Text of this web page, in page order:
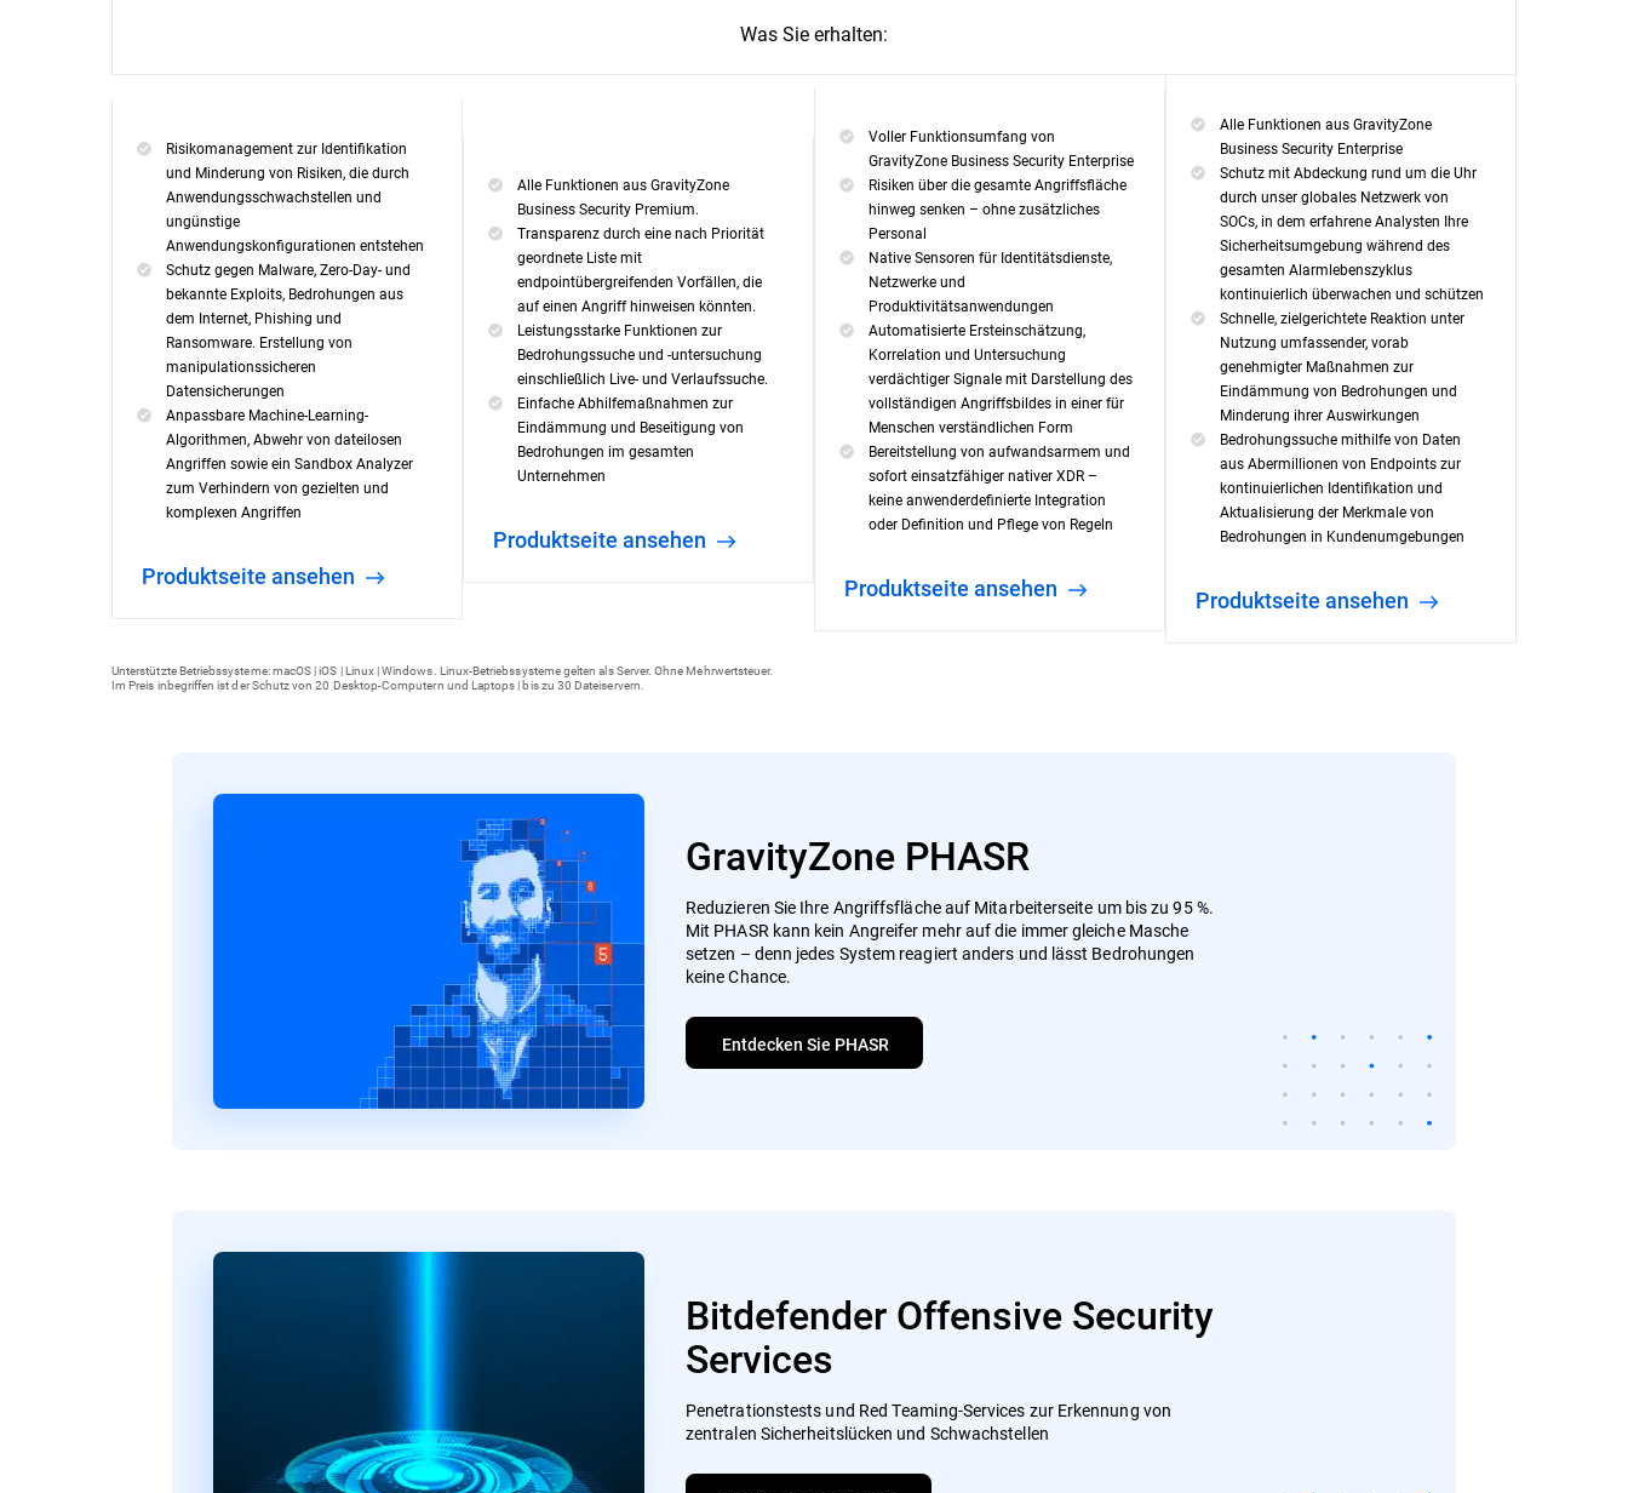
Was Sie erhalten:
Risikomanagement zur Identifikation
und Minderung von Risiken, die durch
Anwendungsschwachstellen und
ungünstige
Anwendungskonfigurationen entstehen
Schutz gegen Malware, Zero-Day- und
bekannte Exploits, Bedrohungen aus
dem Internet, Phishing und
Ransomware. Erstellung von
manipulationssicheren
Datensicherungen
Anpassbare Machine-Learning-
Algorithmen, Abwehr von dateilosen
Angriffen sowie ein Sandbox Analyzer
zum Verhindern von gezielten und
komplexen Angriffen
Produktseite ansehen
Alle Funktionen aus GravityZone
Business Security Premium.
Transparenz durch eine nach Priorität
geordnete Liste mit
endpointübergreifenden Vorfällen, die
auf einen Angriff hinweisen könnten.
Leistungsstarke Funktionen zur
Bedrohungssuche und -untersuchung
einschließlich Live- und Verlaufssuche.
Einfache Abhilfemaßnahmen zur
Eindämmung und Beseitigung von
Bedrohungen im gesamten
Unternehmen
Produktseite ansehen
Voller Funktionsumfang von
GravityZone Business Security Enterprise
Risiken über die gesamte Angriffsfläche
hinweg senken – ohne zusätzliches
Personal
Native Sensoren für Identitätsdienste,
Netzwerke und
Produktivitätsanwendungen
Automatisierte Ersteinschätzung,
Korrelation und Untersuchung
verdächtiger Signale mit Darstellung des
vollständigen Angriffsbildes in einer für
Menschen verständlichen Form
Bereitstellung von aufwandsarmem und
sofort einsatzfähiger nativer XDR –
keine anwenderdefinierte Integration
oder Definition und Pflege von Regeln
Produktseite ansehen
Alle Funktionen aus GravityZone
Business Security Enterprise
Schutz mit Abdeckung rund um die Uhr
durch unser globales Netzwerk von
SOCs, in dem erfahrene Analysten Ihre
Sicherheitsumgebung während des
gesamten Alarmlebenszyklus
kontinuierlich überwachen und schützen
Schnelle, zielgerichtete Reaktion unter
Nutzung umfassender, vorab
genehmigter Maßnahmen zur
Eindämmung von Bedrohungen und
Minderung ihrer Auswirkungen
Bedrohungssuche mithilfe von Daten
aus Abermillionen von Endpoints zur
kontinuierlichen Identifikation und
Aktualisierung der Merkmale von
Bedrohungen in Kundenumgebungen
Produktseite ansehen
Unterstützte Betriebssysteme: macOS | iOS | Linux | Windows. Linux-Betriebssysteme gelten als Server. Ohne Mehrwertsteuer.
Im Preis inbegriffen ist der Schutz von 20 Desktop-Computern und Laptops | bis zu 30 Dateiservern.
GravityZone PHASR
Reduzieren Sie Ihre Angriffsfläche auf Mitarbeiterseite um bis zu 95 %.
Mit PHASR kann kein Angreifer mehr auf die immer gleiche Masche
setzen – denn jedes System reagiert anders und lässt Bedrohungen
keine Chance.
Entdecken Sie PHASR
Bitdefender Offensive Security
Services
Penetrationstests und Red Teaming-Services zur Erkennung von
zentralen Sicherheitslücken und Schwachstellen